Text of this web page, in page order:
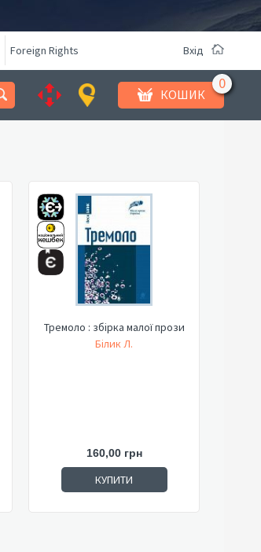
Foreign Rights Вхід
КОШИК
Тремоло : збірка малої прози
Білик Л.
160,00 грн
КУПИТИ